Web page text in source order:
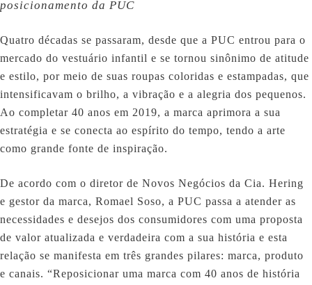
posicionamento da PUC
Quatro décadas se passaram, desde que a PUC entrou para o
mercado do vestuário infantil e se tornou sinônimo de atitude
e estilo, por meio de suas roupas coloridas e estampadas, que
intensificavam o brilho, a vibração e a alegria dos pequenos.
Ao completar 40 anos em 2019, a marca aprimora a sua
estratégia e se conecta ao espírito do tempo, tendo a arte
como grande fonte de inspiração.
De acordo com o diretor de Novos Negócios da Cia. Hering
e gestor da marca, Romael Soso, a PUC passa a atender as
necessidades e desejos dos consumidores com uma proposta
de valor atualizada e verdadeira com a sua história e esta
relação se manifesta em três grandes pilares: marca, produto
e canais. “Reposicionar uma marca com 40 anos de história